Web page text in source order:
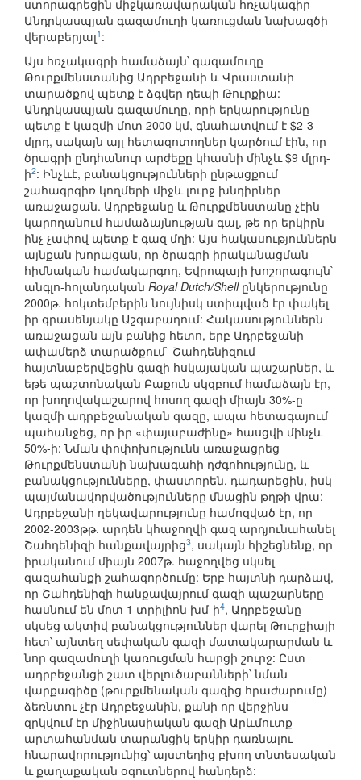
ստորագրեցին միջկառավարական հռչակագիր
Անդրկասպյան գազամուղի կառուցման նախագծի
վերաբերյալ1 :
Այս հռչակագրի համաձայն՝ գազամուղը
Թուրքմենստանից Ադրբեջանի և Վրաստանի
տարածքով պետք է ձգվեր դեպի Թուրքիա:
Անդրկասպյան գազամուղը, որի երկարությունը
պետք է կազմի մոտ 2000 կմ, գնահատվում է $2-3
մլրդ, սակայն այլ հետազոտողներ կարծում էին, որ
ծրագրի ընդհանուր արժեքը կհասնի մինչև $9 մլրդ-
ի2: Ինչևէ, բանակցությունների ընթացքում
շահագրգիռ կողմերի միջև լուրջ խնդիրներ
առաջացան. Ադրբեջանը և Թուրքմենստանը չէին
կարողանում համաձայնության գալ, թե որ երկիրն
ինչ չափով պետք է գազ մղի: Այս հակասություններն
այնքան խորացան, որ ծրագրի իրականացման
հիմնական համակարգող, Եվրոպայի խոշորագույն`
անգլո-հոլանդական Royal Dutch/Shellընկերությունը
2000թ. հոկտեմբերին նույնիսկ ստիպված էր փակել
իր գրասենյակը Աշգաբադում: Հակասություններն
առաջացան այն բանից հետո, երբ Ադրբեջանի
ափամերձ տարածքում` Շահդենիզում
հայտնաբերվեցին գազի հսկայական պաշարներ, և
եթե պաշտոնական Բաքուն սկզբում համաձայն էր,
որ խողովակաշարով հոսող գազի միայն 30%-ը
կազմի ադրբեջանական գազը, ապա հետագայում
պահանջեց, որ իր «փայաբաժինը» հասցվի մինչև
50%-ի: Նման փոփոխությունն առաջացրեց
Թուրքմենստանի նախագահի դժգոհությունը, և
բանակցությունները, փաստորեն, դադարեցին, իսկ
պայմանավորվածությունները մնացին թղթի վրա:
Ադրբեջանի ղեկավարությունը համոզված էր, որ
2002-2003թթ. արդեն կհաջողվի գազ արդյունահանել
Շահդենիզի հանքավայրից3, սակայն հիշեցնենք, որ
իրականում միայն 2007թ. հաջողվեց սկսել
գազահանքի շահագործումը: Երբ հայտնի դարձավ,
որ Շահդենիզի հանքավայրում գազի պաշարները
հասնում են մոտ 1 տրիլիոն խմ-ի4, Ադրբեջանը
սկսեց ակտիվ բանակցություններ վարել Թուրքիայի
հետ՝ այնտեղ սեփական գազի մատակարարման և
նոր գազամուղի կառուցման հարցի շուրջ: Ըստ
ադրբեջանցի շատ վերլուծաբանների՝ նման
վարքագիծը (թուրքմենական գազից հրաժարումը)
ձեռնտու չէր Ադրբեջանին, քանի որ վերջինս
զրկվում էր միջինասիական գազի Արևմուտք
արտահանման տարանցիկ երկիր դառնալու
հնարավորությունից՝ այստեղից բխող տնտեսական
և քաղաքական օգուտներով հանդերձ: